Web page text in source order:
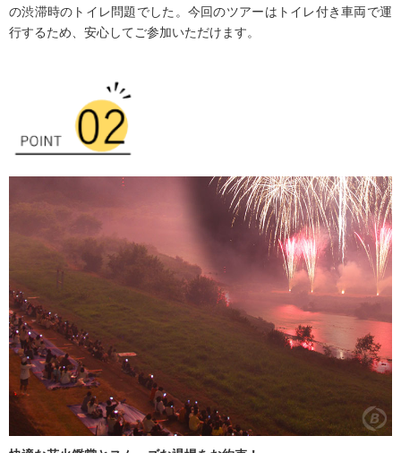
の渋滞時のトイレ問題でした。今回のツアーはトイレ付き車両で運
行するため、安心してご参加いただけます。